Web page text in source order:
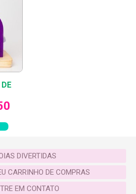
DIVERTIDAS
CARRINHO DE COMPRAS
EM CONTATO